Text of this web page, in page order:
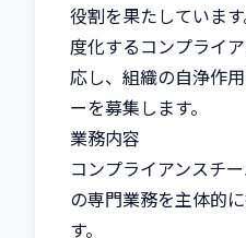
役割を果たしていま
度化するコンプライ
応し、組織の自浄作
ーを募集します。
業務内容
コンプライアンスチ
の専門業務を主体的
す。